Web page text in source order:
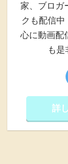
家、ブロガ
クも配信
心に動画配
も是
詳